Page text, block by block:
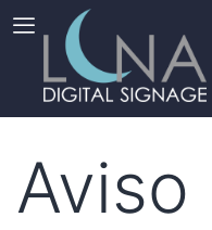
Aviso